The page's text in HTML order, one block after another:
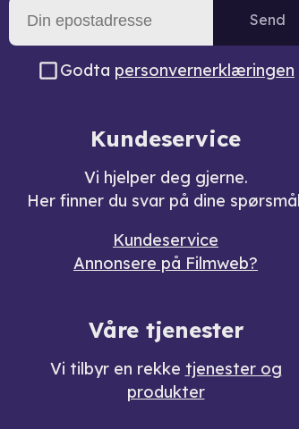
Send
Godta personvernerklæringen
Kundeservice
Vi hjelper deg gjerne.
Her finner du svar på dine
Kundeservice
Annonsere på Filmweb?
Våre tjenester
Vi tilbyr en rekke tjenester og
produkter